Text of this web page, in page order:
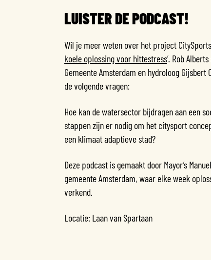
LUISTER DE PODCAST!
Wil je meer weten over het project
koele oplossing voor hittestress‘. Rob
Gemeente Amsterdam en hydroloog
de volgende vragen:
Hoe kan de watersector bijdragen aan een
stappen zijn er nodig om het citysport
een klimaat adaptieve stad?
Deze podcast is gemaakt door Mayor’s
gemeente Amsterdam, waar elke week
verkend.
Locatie: Laan van Spartaan